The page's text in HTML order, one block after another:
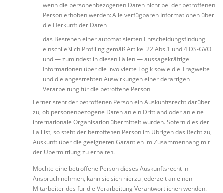
wenn die personenbezogenen Daten nicht bei der betroffenen
Person erhoben werden: Alle verfügbaren Informationen über
die Herkunft der Daten
das Bestehen einer automatisierten Entscheidungsfindung
einschließlich Profiling gemäß Artikel 22 Abs.1 und 4 DS-GVO
und — zumindest in diesen Fällen — aussagekräftige
Informationen über die involvierte Logik sowie die Tragweite
und die angestrebten Auswirkungen einer derartigen
Verarbeitung für die betroffene Person
Ferner steht der betroffenen Person ein Auskunftsrecht darüber
zu, ob personenbezogene Daten an ein Drittland oder an eine
internationale Organisation übermittelt wurden. Sofern dies der
Fall ist, so steht der betroffenen Person im Übrigen das Recht zu,
Auskunft über die geeigneten Garantien im Zusammenhang mit
der Übermittlung zu erhalten.
Möchte eine betroffene Person dieses Auskunftsrecht in
Anspruch nehmen, kann sie sich hierzu jederzeit an einen
Mitarbeiter des für die Verarbeitung Verantwortlichen wenden.